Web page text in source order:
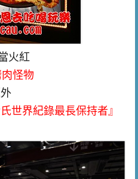
火紅
怪物
氏世界紀錄最長保持者』